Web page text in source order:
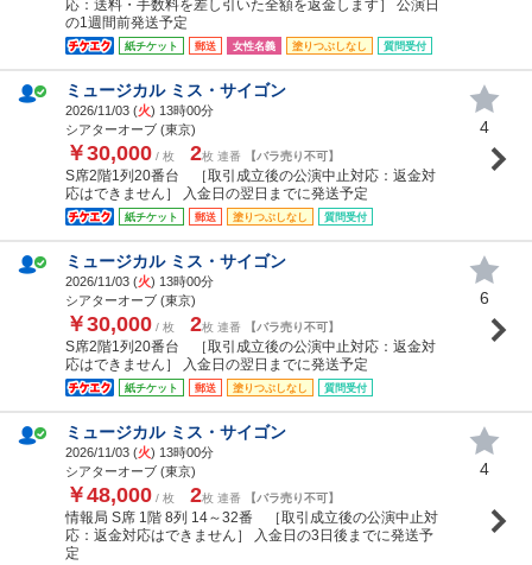
応：送料・手数料を差し引いた全額を返金します］ 公演日
の1週間前発送予定
紙チケット 郵送 女性名義 塗りつぶしなし 質問受付
ミュージカル ミス・サイゴン
2026/11/03 (火) 13時00分
シアターオーブ (東京)
￥30,000 / 枚 2枚 連番 【バラ売り不可】
S席2階1列20番台 ［取引成立後の公演中止対応：返金対
応はできません］ 入金日の翌日までに発送予定
紙チケット 郵送 塗りつぶしなし 質問受付
4
ミュージカル ミス・サイゴン
2026/11/03 (火) 13時00分
シアターオーブ (東京)
￥30,000 / 枚 2枚 連番 【バラ売り不可】
S席2階1列20番台 ［取引成立後の公演中止対応：返金対
応はできません］ 入金日の翌日までに発送予定
紙チケット 郵送 塗りつぶしなし 質問受付
6
ミュージカル ミス・サイゴン
2026/11/03 (火) 13時00分
シアターオーブ (東京)
￥48,000 / 枚 2枚 連番 【バラ売り不可】
情報局 S席 1階 8列 14～32番 ［取引成立後の公演中止対
応：返金対応はできません］ 入金日の3日後までに発送予
定
4